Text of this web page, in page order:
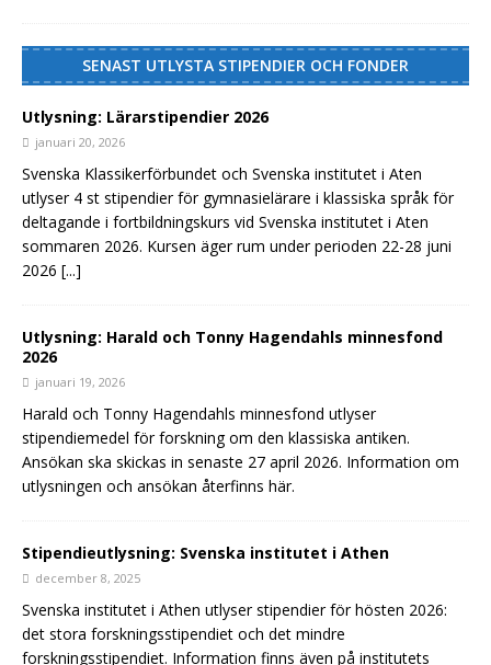
SENAST UTLYSTA STIPENDIER OCH FONDER
Utlysning: Lärarstipendier 2026
januari 20, 2026
Svenska Klassikerförbundet och Svenska institutet i Aten
utlyser 4 st stipendier för gymnasielärare i klassiska språk för
deltagande i fortbildningskurs vid Svenska institutet i Aten
sommaren 2026. Kursen äger rum under perioden 22-28 juni
2026 [...]
Utlysning: Harald och Tonny Hagendahls minnesfond
2026
januari 19, 2026
Harald och Tonny Hagendahls minnesfond utlyser
stipendiemedel för forskning om den klassiska antiken.
Ansökan ska skickas in senaste 27 april 2026. Information om
utlysningen och ansökan återfinns här.
Stipendieutlysning: Svenska institutet i Athen
december 8, 2025
Svenska institutet i Athen utlyser stipendier för hösten 2026:
det stora forskningsstipendiet och det mindre
forskningsstipendiet. Information finns även på institutets